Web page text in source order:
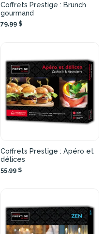
Coffrets Prestige : Brunch
gourmand
79,99 $
Coffrets Prestige : Apéro et
délices
55,99 $